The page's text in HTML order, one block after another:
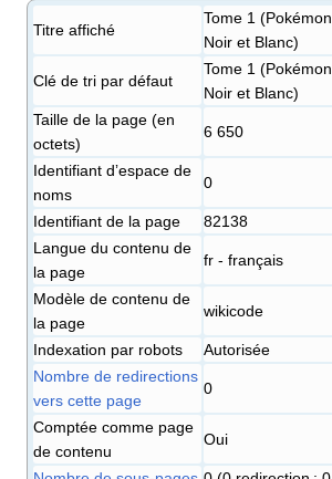
Titre affiché
Tome 1 (Pokémon
Noir et Blanc)
Clé de tri par défaut
Tome 1 (Pokémon
Noir et Blanc)
Taille de la page (en
octets)
6 650
Identifiant dʼespace de
noms
0
Identifiant de la page
82138
Langue du contenu de
la page
fr - français
Modèle de contenu de
la page
wikicode
Indexation par robots
Autorisée
Nombre de redirections
vers cette page
0
Comptée comme page
de contenu
Oui